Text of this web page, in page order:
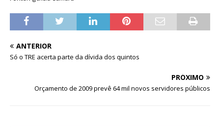
ANTERIOR
Só o TRE acerta parte da dívida dos quintos
PRÓXIMO
Orçamento de 2009 prevê 64 mil novos servidores públicos